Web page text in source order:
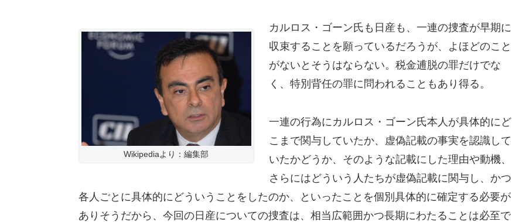
Wikipediaより：編集部
カルロス・ゴーン氏も日産も、一連の捜査が早期に
収束することを願っているだろうが、よほどのこと
がないとそうはならない。税金逋脱の罪だけでな
く、特別背任の罪に問われることもあり得る。
一連の行為にカルロス・ゴーン氏本人が具体的にど
こまで関与していたか、虚偽記載の事実を認識して
いたかどうか、そのような記載にした理由や動機、
さらにはどういう人たちが虚偽記載に関与し、かつ
各人ごとに具体的にどういうことをしたのか、といったことを個別具体的に確定する必要が
ありそうだから、今回の日産についての捜査は、相当広範囲かつ長期にわたることは必至で